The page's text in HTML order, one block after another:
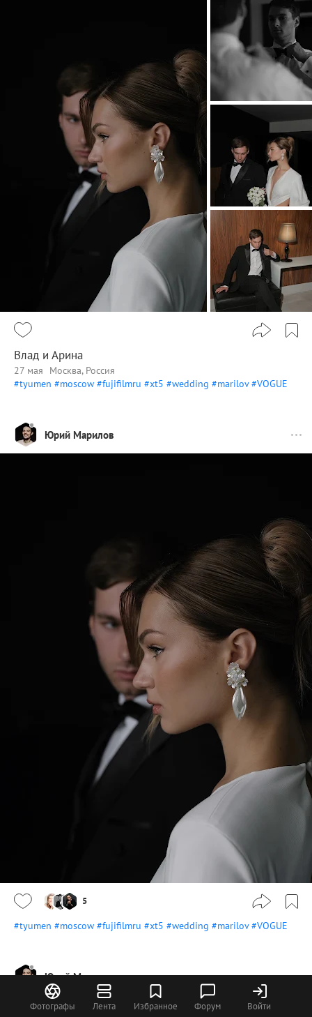
Фотографы Лента Избранное Форум Войти
Влад и Арина
27 мая
Москва, Россия
#tyumen #moscow #fujifilmru #xt5 #wedding #marilov #VOGUE
Юрий Марилов
5
#tyumen #moscow #fujifilmru #xt5 #wedding #marilov #VOGUE
Юрий Марилов